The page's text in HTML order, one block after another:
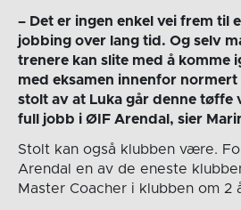
– Det er ingen enkel vei frem til
jobbing over lang tid. Og selv
trenere kan slite med å komme
med eksamen innenfor
stolt av at Luka går denne tøffe
full jobb i ØIF Arendal, sier
Stolt kan også klubben være.
Arendal en av de eneste
Master Coacher i klubben om 2